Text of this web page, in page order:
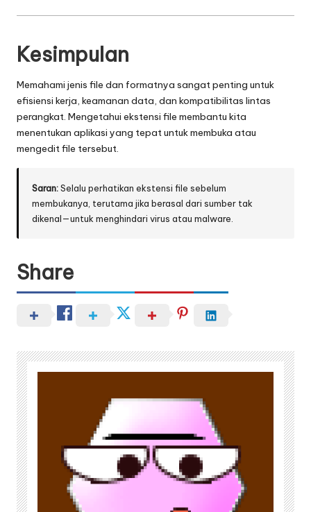
Kesimpulan
Memahami jenis file dan formatnya sangat penting untuk
efisiensi kerja, keamanan data, dan kompatibilitas lintas
perangkat. Mengetahui ekstensi file membantu kita
menentukan aplikasi yang tepat untuk membuka atau
mengedit file tersebut.
Saran:Selalu perhatikan ekstensi file sebelum
membukanya, terutama jika berasal dari sumber tak
dikenal—untuk menghindari virus atau malware.
Share